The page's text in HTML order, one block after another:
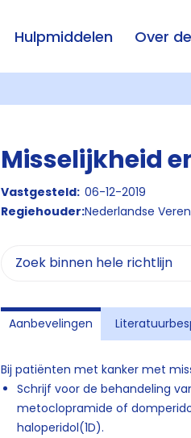
Hulpmiddelen Over
Misselijkheid
Vastgesteld: 06-12-2019
Regiehouder:Nederlandse
Aanbevelingen
Bij patiënten met kanker met
Schrijf voor de behandeling
metoclopramide of
haloperidol(1D).